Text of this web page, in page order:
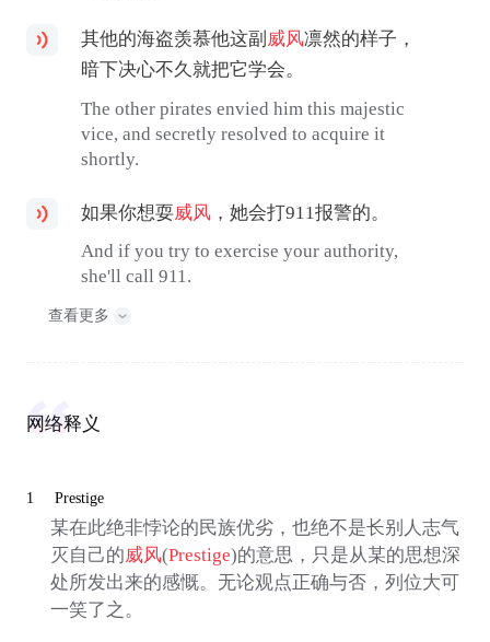
其他的海盗羡慕他这副 威风凛然的样子，
暗下决心不久就把它学会。
The other pirates envied him this majestic
vice, and secretly resolved to acquire it
shortly.
如果你想耍威风 ，她会打911报警的。
And if you try to exercise your authority,
she'll call 911.
查看更多
网络释义
1 Prestige
某在此绝非悖论的民族优劣，也绝不是长别人志气
灭自己的威风(Prestige)的意思，只是从某的思想深
处所发出来的感慨。无论观点正确与否，列位大可
一笑了之。